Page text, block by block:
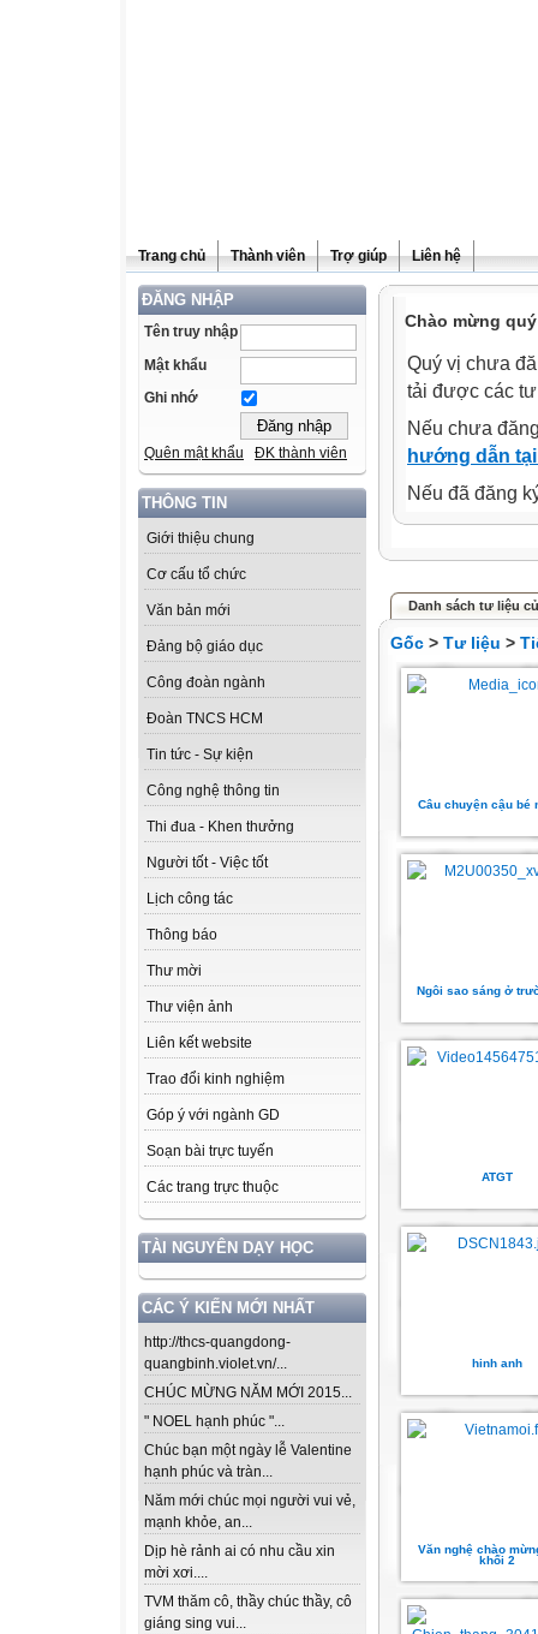
Trang chủ Thành viên Trợ giúp Liên hệ
ĐĂNG NHẬP
Tên truy nhập
Mật khẩu
Ghi nhớ
Quên mật khẩu ĐK thành viên
THÔNG TIN
Giới thiệu chung
Cơ cấu tổ chức
Văn bản mới
Đảng bộ giáo dục
Công đoàn ngành
Đoàn TNCS HCM
Tin tức - Sự kiện
Công nghệ thông tin
Thi đua - Khen thưởng
Người tốt - Việc tốt
Lịch công tác
Thông báo
Thư mời
Thư viện ảnh
Liên kết website
Trao đổi kinh nghiệm
Góp ý với ngành GD
Soạn bài trực tuyến
Các trang trực thuộc
TÀI NGUYÊN DẠY HỌC
CÁC Ý KIẾN MỚI NHẤT
http://thcs-quangdong-
quangbinh.violet.vn/...
CHÚC MỪNG NĂM MỚI 2015...
" NOEL hạnh phúc "...
Chúc bạn một ngày lễ Valentine
hạnh phúc và tràn...
Năm mới chúc mọi người vui vẻ,
mạnh khỏe, an...
Dịp hè rảnh ai có nhu cầu xin
mời xơi....
TVM thăm cô, thầy chúc thầy, cô
giáng sing vui...
Chào mừng
Quý vị chưa
tải được các
Nếu chưa
hướng dẫn
Nếu đã đăng
Danh sách tư liệu
Gốc > Tư liệu >
Câu chuyện cậu bé
Ngôi sao sáng ở
ATGT
hinh anh
Văn nghệ chào
khối 2